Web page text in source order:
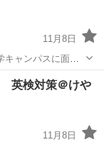
11月8日
ャンパスに面し
すので、下校時や
先生はとても優し
英検対策＠けや
11月8日